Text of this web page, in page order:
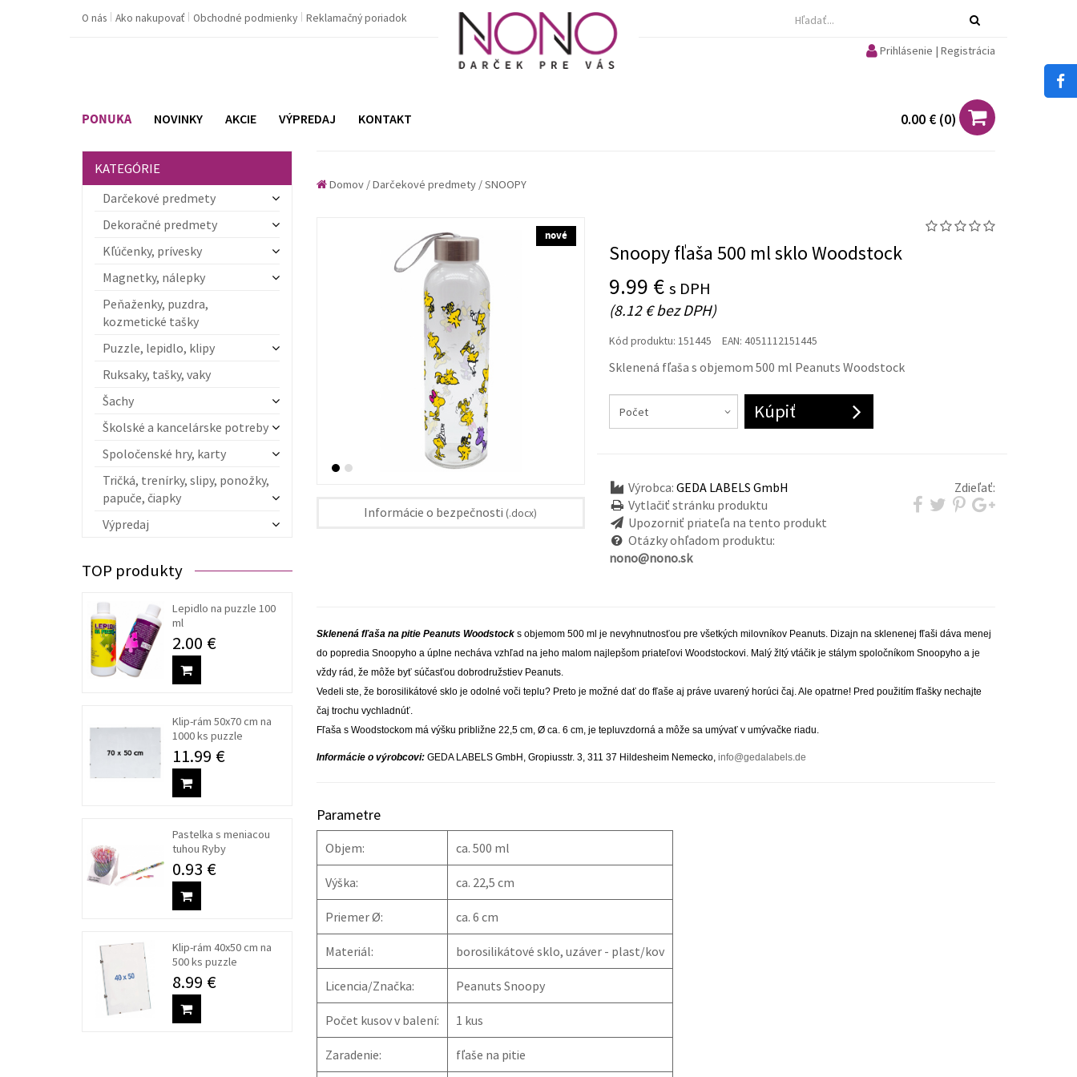
O nás Ako nakupovať Obchodné podmienky Reklamačný poriadok
Prihlásenie | Registrácia
0.00 € (0)
PONUKA NOVINKY AKCIE VÝPREDAJ KONTAKT
KATEGÓRIE
Darčekové predmety
Dekoračné predmety
Kľúčenky, prívesky
Magnetky, nálepky
Peňaženky, puzdra,
kozmetické tašky
Puzzle, lepidlo, klipy
Ruksaky, tašky, vaky
Šachy
Školské a kancelárske potreby
Spoločenské hry, karty
Tričká, trenírky, slipy, ponožky,
papuče, čiapky
Výpredaj
TOP produkty
Lepidlo na puzzle 100
ml
2.00 €
Klip-rám 50x70 cm na
1000 ks puzzle
11.99 €
Pastelka s meniacou
tuhou Ryby
0.93 €
Klip-rám 40x50 cm na
500 ks puzzle
8.99 €
Domov/Darčekové predmety/SNOOPY
nové
Informácie o bezpečnosti (.docx)
Snoopy fľaša 500 ml sklo Woodstock
9.99 €s DPH
(8.12 € bez DPH)
Kód produktu: 151445 EAN:4051112151445
Sklenená fľaša s objemom 500 ml Peanuts Woodstock
Kúpiť
Výrobca: GEDA LABELS GmbH
Vytlačiť stránku produktu
Upozorniť priateľa na tento produkt
Otázky ohľadom produktu:
nono@nono.sk
Zdieľať:
Sklenená fľaša na pitie Peanuts Woodstocks objemom 500 ml je nevyhnutnosťou pre všetkých milovníkov Peanuts. Dizajn na sklenenej fľaši dáva menej
do popredia Snoopyho a úplne necháva vzhľad na jeho malom najlepšom priateľovi Woodstockovi. Malý žltý vtáčik je stálym spoločníkom Snoopyho a je
vždy rád, že môže byť súčasťou dobrodružstiev Peanuts.
Vedeli ste, že borosilikátové sklo je odolné voči teplu? Preto je možné dať do fľaše aj práve uvarený horúci čaj. Ale opatrne! Pred použitím fľašky nechajte
čaj trochu vychladnúť.
Fľaša s Woodstockom má výšku približne 22,5 cm, Ø ca. 6 cm, je tepluvzdorná a môže sa umývať v umývačke riadu.
Informácie o výrobcovi:GEDA LABELS GmbH, Gropiusstr. 3, 311 37 Hildesheim Nemecko, info@gedalabels.de
Parametre
Objem: ca. 500 ml
Výška: ca. 22,5 cm
Priemer Ø: ca. 6 cm
Materiál: borosilikátové sklo, uzáver - plast/kov
Licencia/Značka: Peanuts Snoopy
Počet kusov v balení: 1 kus
Zaradenie: fľaše na pitie